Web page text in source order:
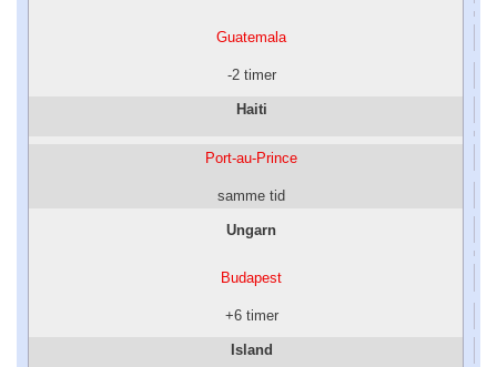
Guatemala
-2 timer
Haiti
Port-au-Prince
samme tid
Ungarn
Budapest
+6 timer
Island